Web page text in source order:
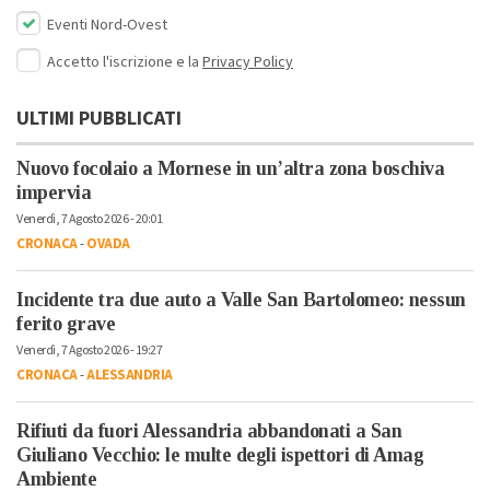
Eventi Nord-Ovest
Accetto l'iscrizione e la Privacy Policy
ULTIMI PUBBLICATI
Nuovo focolaio a Mornese in un’altra zona boschiva
impervia
Venerdì, 7 Agosto 2026 - 20:01
CRONACA-OVADA
Incidente tra due auto a Valle San Bartolomeo: nessun
ferito grave
Venerdì, 7 Agosto 2026 - 19:27
CRONACA-ALESSANDRIA
Rifiuti da fuori Alessandria abbandonati a San
Giuliano Vecchio: le multe degli ispettori di Amag
Ambiente